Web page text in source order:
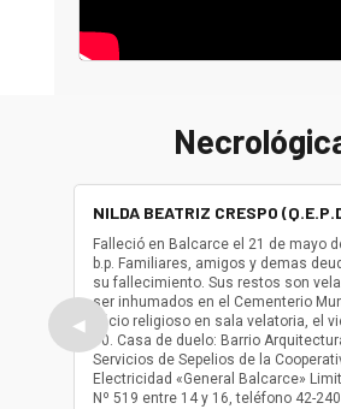
◀
NILDA BEATRIZ CRESPO
Falleció en Balcarce el 21 de mayo
b.p. Familiares, amigos y demas
su fallecimiento. Sus restos son
ser inhumados en el Cementerio
oficio religioso en sala velatoria, el
10. Casa de duelo: Barrio
Servicios de Sepelios de la
Electricidad «General Balcarce»
Nº 519 entre 14 y 16, teléfono 42-